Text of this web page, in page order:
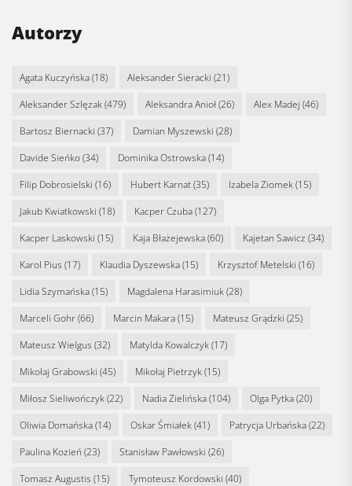
Autorzy
Agata Kuczyńska(18) Aleksander Sieracki (21)
Aleksander Szlęzak(479) Aleksandra Anioł(26) Alex Madej (46)
Bartosz Biernacki (37) Damian Myszewski (28)
Davide Sieńko(34) Dominika Ostrowska(14)
Filip Dobrosielski (16) Hubert Karnat(35) Izabela Ziomek(15)
Jakub Kwiatkowski (18) Kacper Czuba(127)
Kacper Laskowski (15) Kaja Błażejewska(60) Kajetan Sawicz (34)
Karol Pius (17) Klaudia Dyszewska(15) Krzysztof Metelski (16)
Lidia Szymańska(15) Magdalena Harasimiuk(28)
Marceli Gohr(66) Marcin Makara(15) Mateusz Grądzki (25)
Mateusz Wielgus (32) Matylda Kowalczyk(17)
Mikołaj Grabowski (45) Mikołaj Pietrzyk(15)
Miłosz Sieliwończyk(22) Nadia Zielińska(104) Olga Pytka(20)
Oliwia Domańska(14) Oskar Śmiałek(41) Patrycja Urbańska(22)
Paulina Kozień (23) Stanisław Pawłowski (26)
Tomasz Augustis (15) Tymoteusz Kordowski (40)